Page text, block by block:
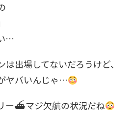
…
出場してないだろうけど、
ヤバいんじゃ…
ー⛴マジ欠航の状況だね